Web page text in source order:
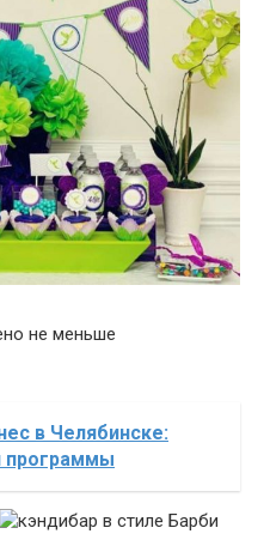
не меньше
в Челябинске:
программы